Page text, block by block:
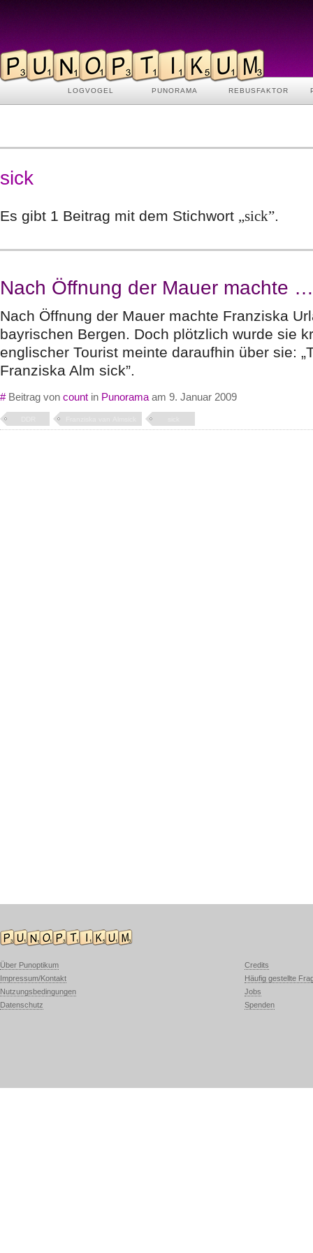
LOGVOGEL PUNORAMA REBUSFAKTOR
sick
Es gibt 1 Beitrag mit dem Stichwort „sick”.
Nach Öffnung der Mauer machte …
Nach Öffnung der Mauer machte Franziska
bayrischen Bergen. Doch plötzlich wurde sie
englischer Tourist meinte daraufhin über sie:
Franziska Alm sick”.
#Beitrag von count in Punorama am 9. Januar 2009
Über Punoptikum
Impressum/Kontakt
Nutzungsbedingungen
Datenschutz
Credits
Häufig gestellte
Jobs
Spenden